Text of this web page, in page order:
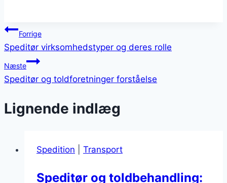
Indlægsnavigation
Forrige
Speditør virksomhedstyper og deres rolle
Næste
Speditør og toldforetninger forståelse
Lignende indlæg
Spedition Transport
Speditør og toldbehandling: